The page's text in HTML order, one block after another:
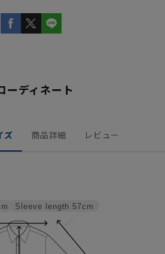
ーディネート
ズ 商品詳細 レビュー
Sleeve length 57cm